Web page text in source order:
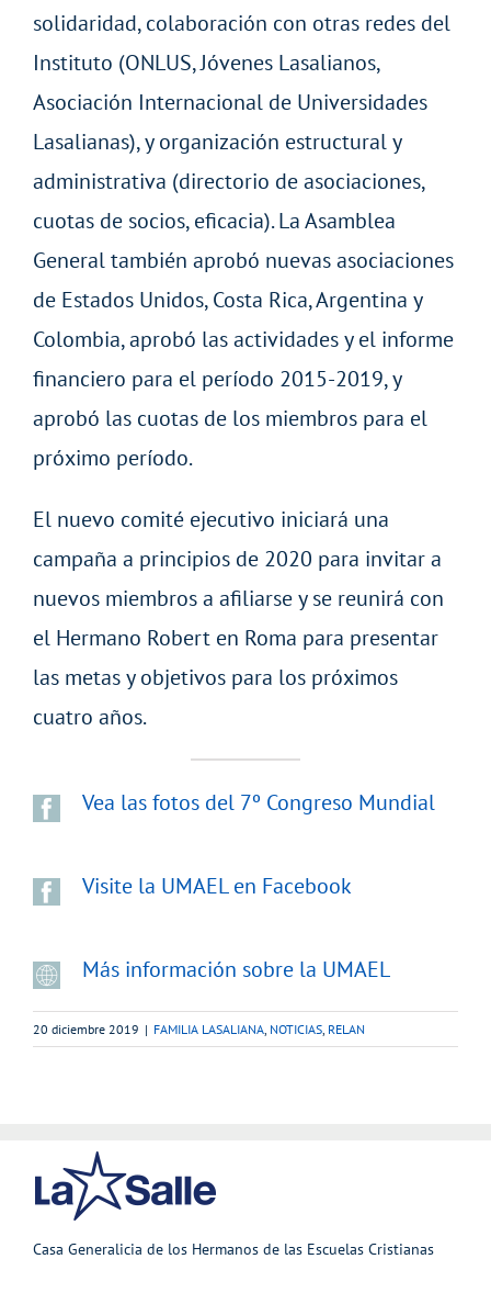
solidaridad, colaboración con otras redes del
Instituto (ONLUS, Jóvenes Lasalianos,
Asociación Internacional de Universidades
Lasalianas), y organización estructural y
administrativa (directorio de asociaciones,
cuotas de socios, eficacia). La Asamblea
General también aprobó nuevas asociaciones
de Estados Unidos, Costa Rica, Argentina y
Colombia, aprobó las actividades y el informe
financiero para el período 2015-2019, y
aprobó las cuotas de los miembros para el
próximo período.
El nuevo comité ejecutivo iniciará una
campaña a principios de 2020 para invitar a
nuevos miembros a afiliarse y se reunirá con
el Hermano Robert en Roma para presentar
las metas y objetivos para los próximos
cuatro años.
Vea las fotos del 7º Congreso Mundial
Visite la UMAEL en Facebook
Más información sobre la UMAEL
20 diciembre 2019 | FAMILIA LASALIANA, NOTICIAS, RELAN
Casa Generalicia de los Hermanos de las Escuelas Cristianas